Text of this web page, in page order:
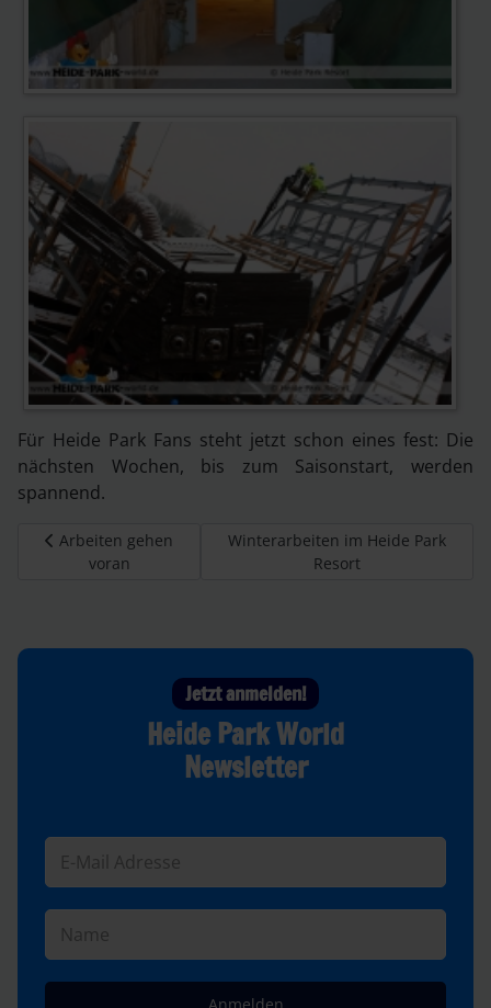
Für Heide Park Fans steht jetzt schon eines fest: Die
nächsten Wochen, bis zum Saisonstart, werden
spannend.
Vorheriger Beitrag: Arbeiten gehen voran
Arbeiten gehen
voran
Nächster Beitrag: Winterarbeiten
Winterarbeiten im Heide Park
Resort
Jetzt anmelden!
Heide Park World
Newsletter